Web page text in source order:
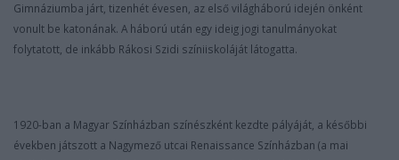
Gimnáziumba járt, tizenhét évesen, az első világháború idején önként
vonult be katonának. A háború után egy ideig jogi tanulmányokat
folytatott, de inkább Rákosi Szidi színiiskoláját látogatta.
1920-ban a Magyar Színházban színészként kezdte pályáját, a későbbi
években játszott a Nagymező utcai Renaissance Színházban (a mai